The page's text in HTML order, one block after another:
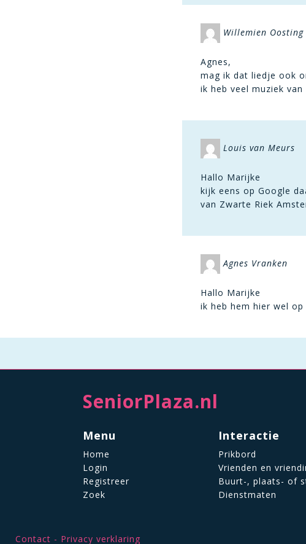
Willemien Oosting
Agnes,
mag ik dat liedje ook
ik heb veel muziek
Louis van Meurs
Hallo Marijke
kijk eens op Google
van Zwarte Riek
Agnes Vranken
Hallo Marijke
ik heb hem hier wel op
SeniorPlaza.nl
Menu
Home
Login
Registreer
Zoek
Interactie
Prikbord
Vrienden en
Buurt-, plaats- of
Dienstmaten
Contact Privacy verklaring